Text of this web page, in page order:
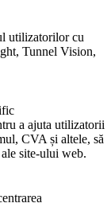
utilizatorilor cu
Tunnel Vision,
a ajuta utilizatorii
CVA și altele, să
site-ului web.